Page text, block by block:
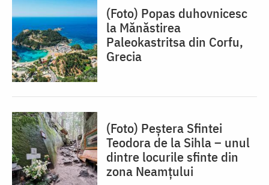
(Foto) Popas duhovnicesc
la Mănăstirea
Paleokastritsa din Corfu,
Grecia
(Foto) Peștera Sfintei
Teodora de la Sihla – unul
dintre locurile sfinte din
zona Neamțului